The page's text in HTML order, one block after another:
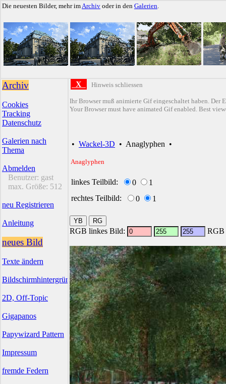
Die neuesten Bilder, mehr imArchiv oder in den Galerien.
Archiv
Cookies
Tracking
Datenschutz
Galerien nach
Thema
Abmelden
Benutzer: gast
max. Größe: 512
neu Registrieren
Anleitung
neues Bild
Texte ändern
Bildschirmhintergründe
2D, Off-Topic
Gigapanos
Papywizard Pattern
Impressum
fremde Federn
X Hinweis schliessen
Ihr Browser muß animierte Gif eingeschaltet haben. Der
Your Browser must have animated Gif enabled. Best
• Wackel-3D • Anaglyphen •
Anaglyphen
linkes Teilbild: 0
1
rechtes Teilbild:
0 1
RGB linkes Bild: RGB